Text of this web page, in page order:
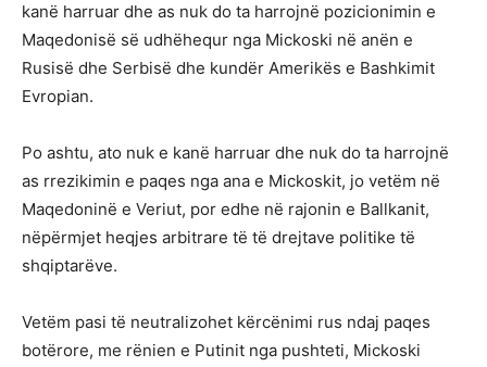
kanë harruar dhe as nuk do ta harrojnë pozicionimin e
Maqedonisë së udhëhequr nga Mickoski në anën e
Rusisë dhe Serbisë dhe kundër Amerikës e Bashkimit
Evropian.
Po ashtu, ato nuk e kanë harruar dhe nuk do ta harrojnë
as rrezikimin e paqes nga ana e Mickoskit, jo vetëm në
Maqedoninë e Veriut, por edhe në rajonin e Ballkanit,
nëpërmjet heqjes arbitrare të të drejtave politike të
shqiptarëve.
Vetëm pasi të neutralizohet kërcënimi rus ndaj paqes
botërore, me rënien e Putinit nga pushteti, Mickoski